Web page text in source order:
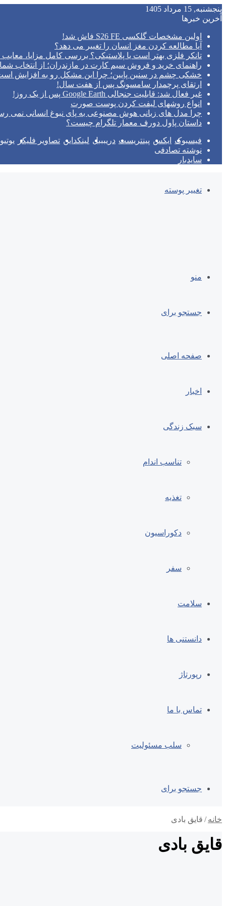
پنجشنبه, 15 مرداد 1405
آخرین خبرها
اولین مشخصات گلکسی S26 FE فاش شد!
آیا مطالعه کردن مغز انسان را تغییر می‌ دهد؟
تانکر فلزی بهتر است یا پلاستیکی؟ بررسی کامل مزایا، معایب
راهنمای خرید و فروش سیم کارت در مازندران؛ از انتخاب
خشکی چشم در سنین پایین؛ چرا این مشکل رو به افزایش
ارتقای پرچمدار سامسونگ پس از هفت سال!
غیر فعال شد: قابلیت جنجالی Google Earth پس از یک روز!
انواع روشهای لیفت کردن پوست صورت
چرا مدل‌ های زبانی هوش مصنوعی به پای نبوغ انسانی نمی‌
داستان پاول دورف معمار تلگرام چیست؟
فیسبوک ایکس پینتریست دریبببل لینکداین تصاویر فلیکر
نوشته تصادفی
سایدبار
تغییر پوسته
منو
جستجو برای
صفحه اصلی
اخبار
سبک زندگی
تناسب اندام
تغذیه
دکوراسیون
سفر
سلامت
دانستنی ها
رپورتاژ
تماس با ما
سلب مسئولیت
جستجو برای
خانه / قایق بادی
قایق بادی